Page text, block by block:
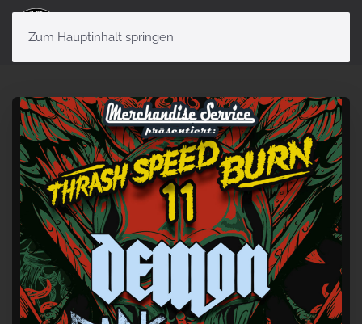
Zum Hauptinhalt springen